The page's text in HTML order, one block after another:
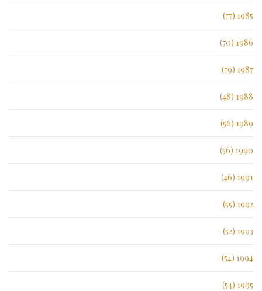
1985 (77)
1986 (70)
1987 (79)
1988 (48)
1989 (56)
1990 (56)
1991 (46)
1992 (55)
1993 (52)
1994 (54)
1995 (54)